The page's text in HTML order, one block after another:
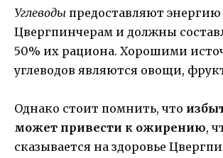
Углеводы предоставляют энергию
Цвергпинчерам и должны
50% их рациона. Хорошими
углеводов являются овощи,
Однако стоит помнить, что
может привести к ожирению,
сказывается на здоровье